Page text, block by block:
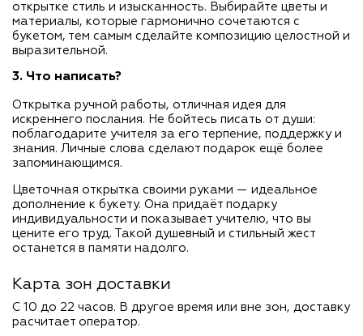
открытке стиль и изысканность. Выбирайте цветы и
материалы, которые гармонично сочетаются с
букетом, тем самым сделайте композицию целостной и
выразительной.
3. Что написать?
Открытка ручной работы, отличная идея для
искреннего послания. Не бойтесь писать от души:
поблагодарите учителя за его терпение, поддержку и
знания. Личные слова сделают подарок ещё более
запоминающимся.
Цветочная открытка своими руками — идеальное
дополнение к букету. Она придаёт подарку
индивидуальности и показывает учителю, что вы
цените его труд. Такой душевный и стильный жест
останется в памяти надолго.
Карта зон доставки
C 10 до 22 часов. В другое время или вне зон, доставку
расчитает оператор.